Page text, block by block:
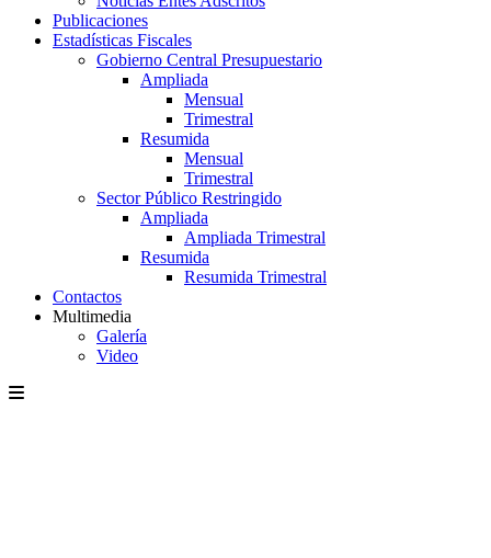
Publicaciones
Estadísticas Fiscales
Gobierno Central Presupuestario
Ampliada
Mensual
Trimestral
Resumida
Mensual
Trimestral
Sector Público Restringido
Ampliada
Ampliada Trimestral
Resumida
Resumida Trimestral
Contactos
Multimedia
Galería
Video